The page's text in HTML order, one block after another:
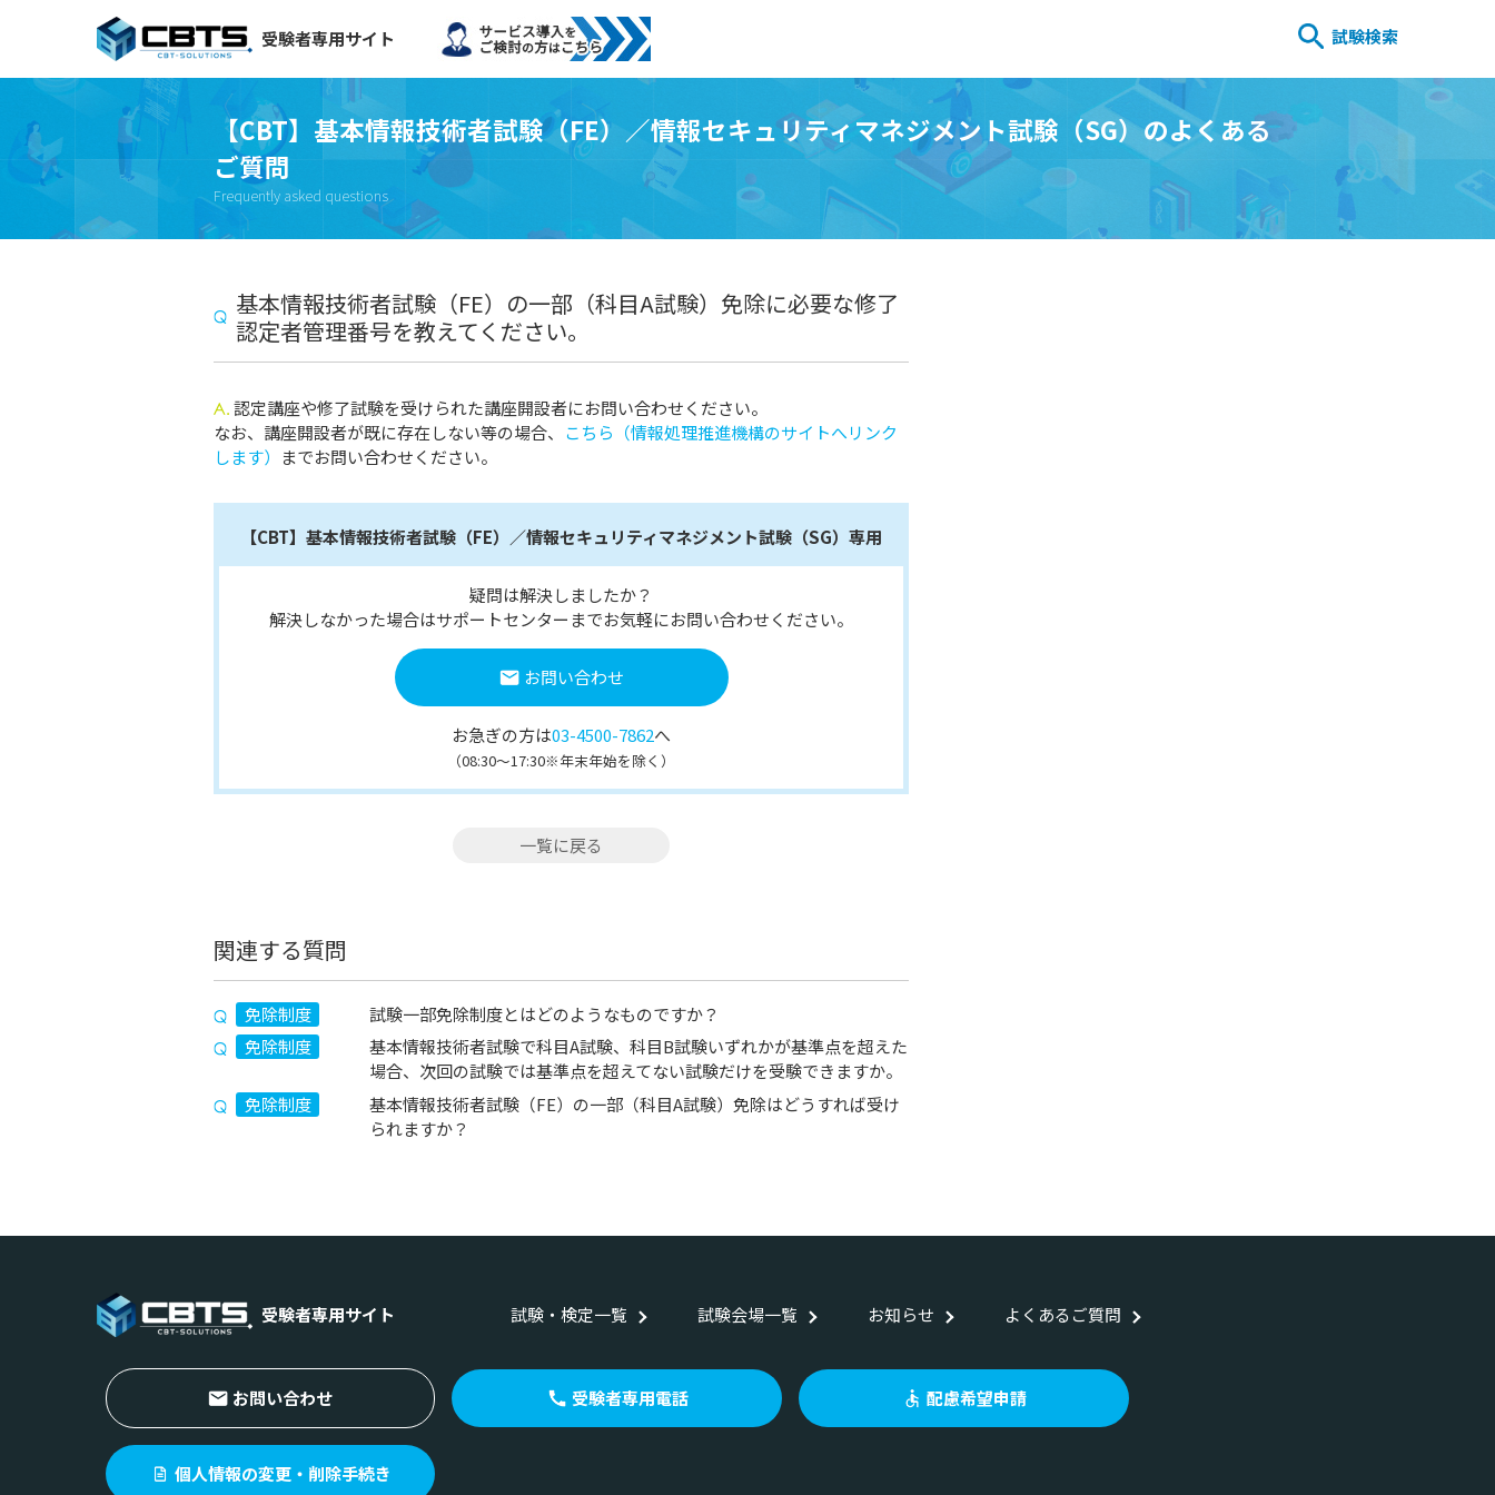
受験者専用サイト 試験検索
【CBT】基本情報技術者試験（FE）／情報セキュリティマネジメント試験（SG）のよくある
ご質問
Frequently asked questions
基本情報技術者試験（FE）の一部（科目A試験）免除に必要な修了
認定者管理番号を教えてください。
認定講座や修了試験を受けられた講座開設者にお問い合わせください。
なお、講座開設者が既に存在しない等の場合、 こちら（情報処理推進機構のサイトへリンク
します）
までお問い合わせください。
【CBT】基本情報技術者試験（FE）／情報セキュリティマネジメント試験（SG）専用
疑問は解決しましたか？
解決しなかった場合はサポートセンターまでお気軽にお問い合わせください。
お問い合わせ
お急ぎの方は03-4500-7862へ
（08:30～17:30※年末年始を除く）
一覧に戻る
関連する質問
免除制度
試験一部免除制度とはどのようなものですか？
免除制度
基本情報技術者試験で科目A試験、科目B試験いずれかが基準点を超えた
場合、次回の試験では基準点を超えてない試験だけを受験できますか。
免除制度
基本情報技術者試験（FE）の一部（科目A試験）免除はどうすれば受け
られますか？
受験者専用サイト 試験・検定一覧 試験会場一覧 お知らせ よくあるご質問
お問い合わせ 受験者専用電話 配慮希望申請
個人情報の変更・削除手続き